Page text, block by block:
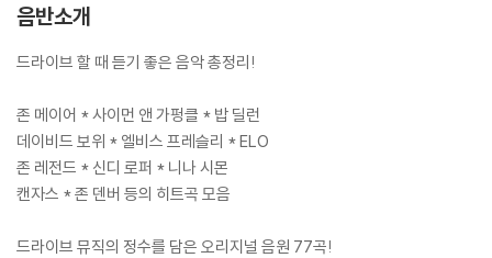
음반소개
드라이브 할 때 듣기 좋은 음악 총정리!
존 메이어 * 사이먼 앤 가펑클 * 밥 딜런
데이비드 보위 * 엘비스 프레슬리 * ELO
존 레전드 * 신디 로퍼 * 니나 시몬
캔자스 * 존 덴버 등의 히트곡 모음
드라이브 뮤직의 정수를 담은 오리지널 음원 77곡!